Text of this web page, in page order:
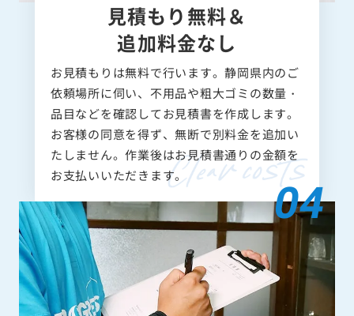
見積もり無料＆
追加料金なし
お見積もりは無料で行います。静岡県内のご
依頼場所に伺い、不用品や粗大ゴミの数量・
品目などを確認してお見積書を作成します。
お客様の同意を得ず、無断で別料金を追加い
たしません。作業後はお見積書通りの金額を
お支払いいただきます。